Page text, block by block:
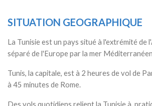
SITUATION GEOGRAPHIQUE
La Tunisie est un pays situé à l'extrémité de
séparé de l'Europe par la mer
Tunis, la capitale, est à 2 heures de vol de
à 45 minutes de Rome.
Des vols quotidiens relient la Tunisie à,